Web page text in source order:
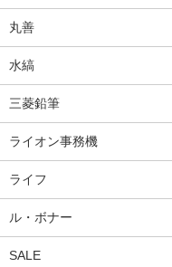
丸善
水縞
三菱鉛筆
ライオン事務機
ライフ
ル・ボナー
SALE